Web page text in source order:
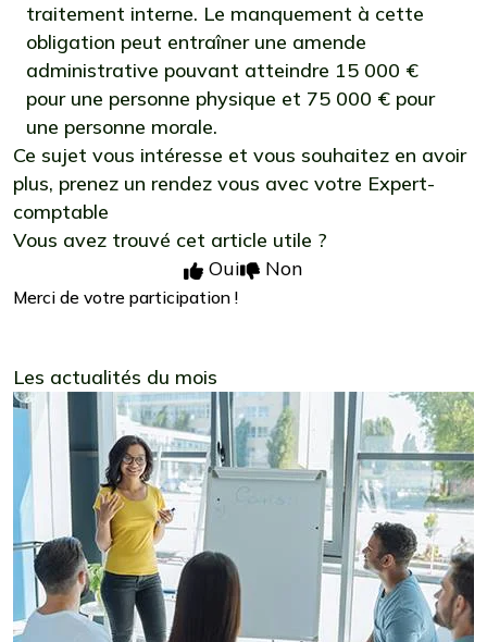
traitement interne. Le manquement à cette
obligation peut entraîner une amende
administrative pouvant atteindre 15 000 €
pour une personne physique et 75 000 € pour
une personne morale.
Ce sujet vous intéresse et vous souhaitez en avoir
plus, prenez un rendez vous avec votre Expert-
comptable
Vous avez trouvé cet article utile ?
Oui
Non
Merci de votre participation !
Les actualités du mois